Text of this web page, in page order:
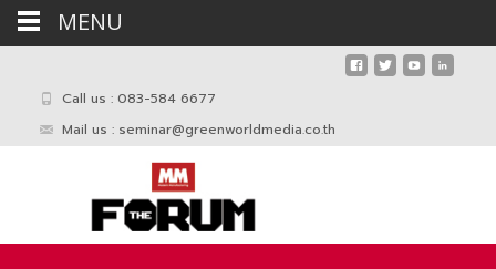
Call us : 083-584 6677
Mail us : seminar@greenworldmedia.co.th
MENU